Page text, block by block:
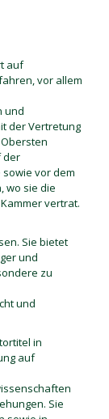
auf
vor allem
und
der Vertretung
der
vor dem
wo sie die
vertrat.
Sie bietet
und
zu
und
in
auf
Sie